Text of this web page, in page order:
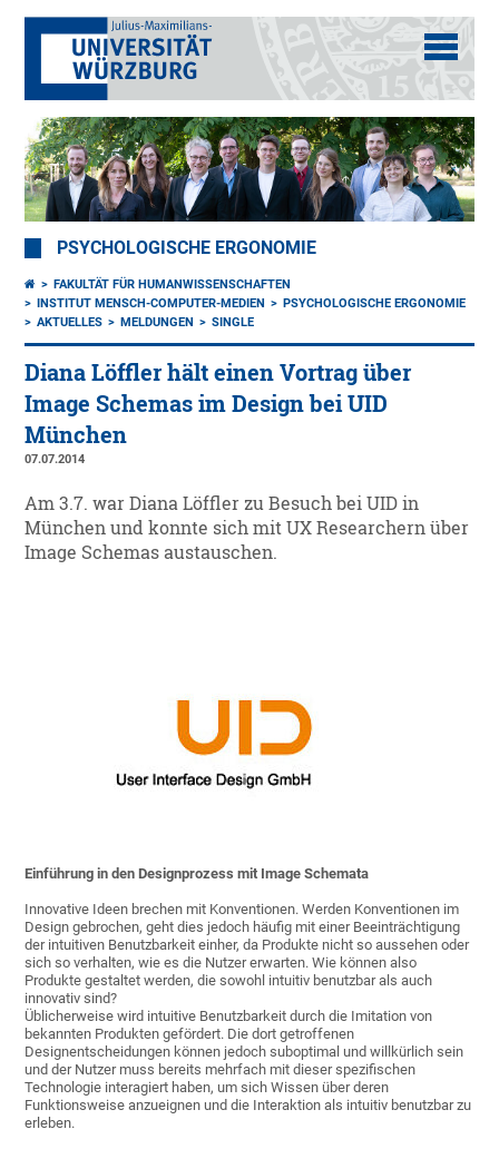
PSYCHOLOGISCHE ERGONOMIE
FAKULTÄT FÜR HUMANWISSENSCHAFTEN
INSTITUT MENSCH-COMPUTER-MEDIEN
PSYCHOLOGISCHE ERGONOMIE
AKTUELLES
MELDUNGEN SINGLE
Diana Löffler hält einen Vortrag über
Image Schemas im Design bei UID
München
07.07.2014
Am 3.7. war Diana Löffler zu Besuch bei UID in
München und konnte sich mit UX Researchern über
Image Schemas austauschen.
Einführung in den Designprozess mit Image Schemata
Innovative Ideen brechen mit Konventionen. Werden Konventionen im
Design gebrochen, geht dies jedoch häufig mit einer Beeinträchtigung
der intuitiven Benutzbarkeit einher, da Produkte nicht so aussehen oder
sich so verhalten, wie es die Nutzer erwarten. Wie können also
Produkte gestaltet werden, die sowohl intuitiv benutzbar als auch
innovativ sind?
Üblicherweise wird intuitive Benutzbarkeit durch die Imitation von
bekannten Produkten gefördert. Die dort getroffenen
Designentscheidungen können jedoch suboptimal und willkürlich sein
und der Nutzer muss bereits mehrfach mit dieser spezifischen
Technologie interagiert haben, um sich Wissen über deren
Funktionsweise anzueignen und die Interaktion als intuitiv benutzbar zu
erleben.